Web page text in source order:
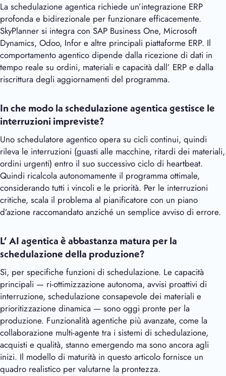
La schedulazione agentica richiede un’integrazione ERP
profonda e bidirezionale per funzionare efficacemente.
SkyPlanner si integra con SAP Business One, Microsoft
Dynamics, Odoo, Infor e altre principali piattaforme ERP. Il
comportamento agentico dipende dalla ricezione di dati in
tempo reale su ordini, materiali e capacità dall’ ERP e dalla
riscrittura degli aggiornamenti del programma.
In che modo la schedulazione agentica gestisce le
interruzioni impreviste?
Uno schedulatore agentico opera su cicli continui, quindi
rileva le interruzioni (guasti alle macchine, ritardi dei materiali,
ordini urgenti) entro il suo successivo ciclo di heartbeat.
Quindi ricalcola autonomamente il programma ottimale,
considerando tutti i vincoli e le priorità. Per le interruzioni
critiche, scala il problema al pianificatore con un piano
d’azione raccomandato anziché un semplice avviso di errore.
L’ AI agentica è abbastanza matura per la
schedulazione della produzione?
Sì, per specifiche funzioni di schedulazione. Le capacità
principali — ri-ottimizzazione autonoma, avvisi proattivi di
interruzione, schedulazione consapevole dei materiali e
prioritizzazione dinamica — sono oggi pronte per la
produzione. Funzionalità agentiche più avanzate, come la
collaborazione multi-agente tra i sistemi di schedulazione,
acquisti e qualità, stanno emergendo ma sono ancora agli
inizi. Il modello di maturità in questo articolo fornisce un
quadro realistico per valutarne la prontezza.